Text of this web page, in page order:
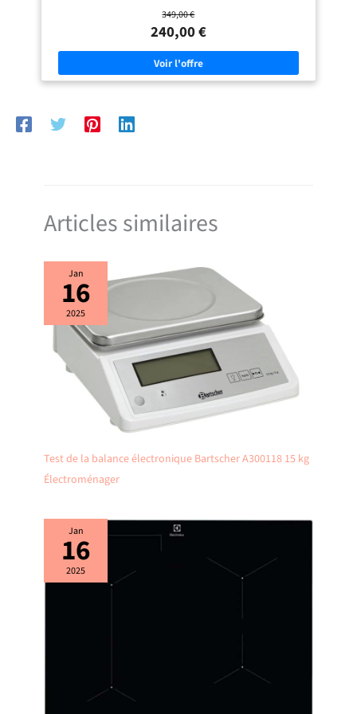
de cuisson par le symbole “H".
prévenir les accidents et garantir la
【Adéquation et Installation】Vous
petites cuisines, les terrasses, les
poêles, vous faisant gagner du temps en cuisine La plaque induction est
élégante et moderne, avec une finition noire qui s'intègre parfaitement
dans toutes les cuisines contemporaines Grâce à la précision du
réglage, vous pouvez ajuster facilement la température de chaque foyer
pour des résultats de cuisson parfaits à chaque fois La fonction booster
vous permet d'augmenter rapidement la puissance de cuisson, parfait
pour faire bouillir de l'eau ou saisir des aliments
349,00 €
240,00 €
Articles similaires
Jan
16
2025
Test de la balance électronique Bartscher A300118 15 kg
Électroménager
Jan
16
2025